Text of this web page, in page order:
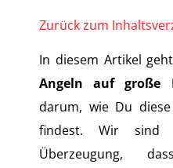
Zurück zum
In diesem Artikel
Angeln auf große
darum, wie Du
findest. Wir sind
Überzeugung,